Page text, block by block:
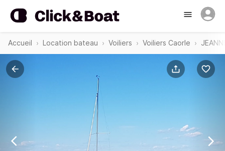
Accueil Location bateau Voiliers Voiliers Caorle